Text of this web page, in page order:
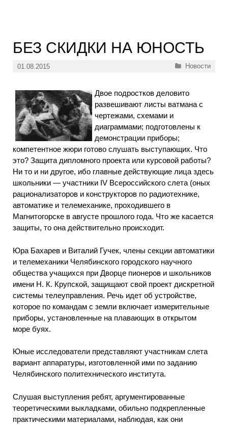
БЕЗ СКИДКИ НА ЮНОСТЬ
01.08.2015 Рубрики
Новости
Двое подростков деловито
развешивают листы ватмана с
чертежами, схемами и
диаграммами; подготовлены к
демонстрации приборы;
компетентное жюри готово слушать выступающих. Что
это? Защита дипломного проекта или курсовой работы?
Ни то и ни другое, ибо главные действующие лица здесь
школьники — участники IV Всероссийского слета (оных
рационализаторов и конструкторов по радиотехнике,
автоматике и телемеханике, проходившего в
Магнитогорске в августе прошлого года. Что же касается
защиты, то она действительно происходит.
Юра Бахарев и Виталий Гучек, члены секции автоматики
и телемеханики Челябинского городского научного
общества учащихся при Дворце пионеров и школьников
имени Н. К. Крупской, защищают свой проект дискретной
системы телеуправления. Речь идет об устройстве,
которое по командам с земли включает измерительные
приборы, установленные на плавающих в открытом
море буях.
Юные исследователи представляют участникам слета
вариант аппаратуры, изготовленной ими по заданию
Челябинского политехнического института.
Слушая выступления ребят, аргументированные
теоретическими выкладками, обильно подкрепленные
практическими материалами, наблюдая, как они